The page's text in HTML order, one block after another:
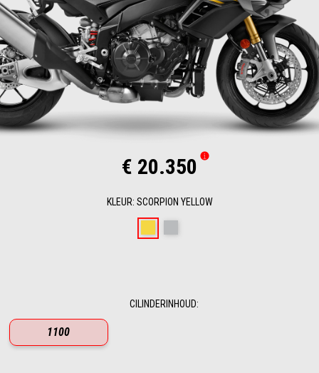
€ 20.350
KLEUR: SCORPION YELLOW
CILINDERINHOUD:
1100